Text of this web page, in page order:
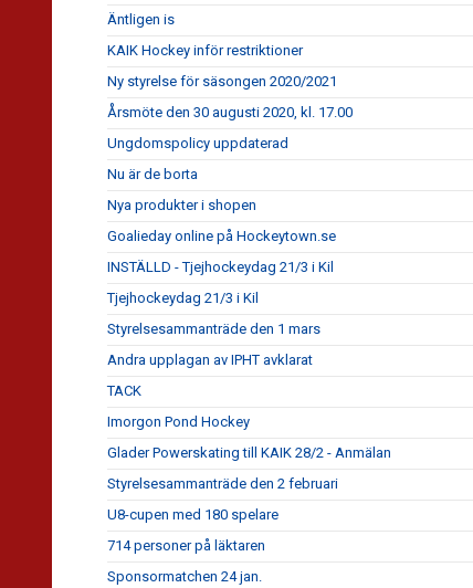
Äntligen is
KAIK Hockey inför restriktioner
Ny styrelse för säsongen 2020/2021
Årsmöte den 30 augusti 2020, kl. 17.00
Ungdomspolicy uppdaterad
Nu är de borta
Nya produkter i shopen
Goalieday online på Hockeytown.se
INSTÄLLD - Tjejhockeydag 21/3 i Kil
Tjejhockeydag 21/3 i Kil
Styrelsesammanträde den 1 mars
Andra upplagan av IPHT avklarat
TACK
Imorgon Pond Hockey
Glader Powerskating till KAIK 28/2 - Anmälan
Styrelsesammanträde den 2 februari
U8-cupen med 180 spelare
714 personer på läktaren
Sponsormatchen 24 jan.